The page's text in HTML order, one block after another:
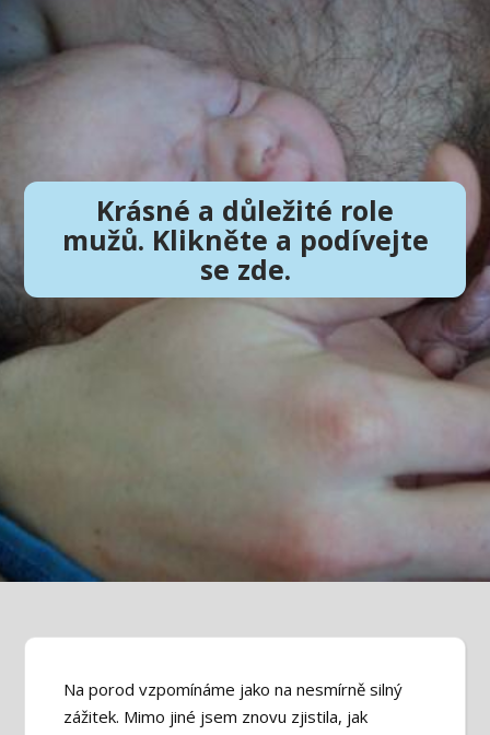
Krásné a důležité role
mužů. Klikněte a podívejte
se zde.
Na porod vzpomínáme jako na nesmírně silný
zážitek. Mimo jiné jsem znovu zjistila, jak